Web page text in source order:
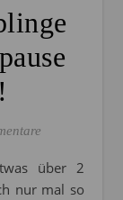
nur mal so